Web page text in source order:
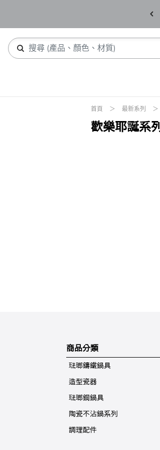
首頁 最新系列
歡樂耶誕系列
商品分類
琺瑯鑄鐵鍋具
造型瓷器
琺瑯鋼鍋具
陶瓷不沾鍋系列
調理配件